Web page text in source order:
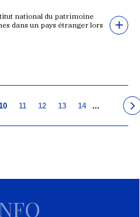
national du patrimoine
dans un pays étranger lors
11 12 13 14 …